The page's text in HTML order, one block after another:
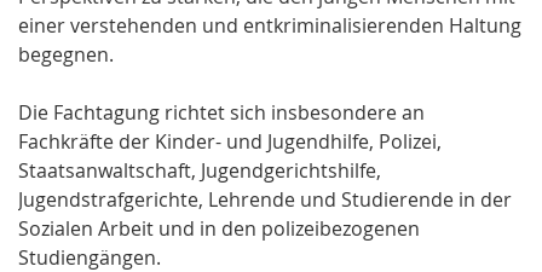
einer verstehenden und entkriminalisierenden Haltung
begegnen.
Die Fachtagung richtet sich insbesondere an
Fachkräfte der Kinder- und Jugendhilfe, Polizei,
Staatsanwaltschaft, Jugendgerichtshilfe,
Jugendstrafgerichte, Lehrende und Studierende in der
Sozialen Arbeit und in den polizeibezogenen
Studiengängen.